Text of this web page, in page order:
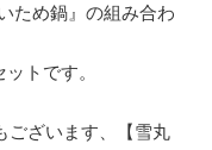
ため鍋』の組み合わ
トです。
ございます、【雪丸